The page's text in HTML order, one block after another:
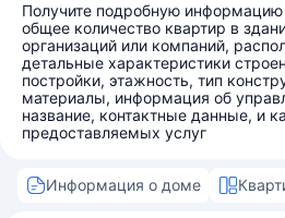
Получите подробную
общее количество квартир в
организаций или компаний,
детальные характеристики
постройки, этажность, тип
материалы, информация об
название, контактные данные, и
предоставляемых услуг
Информация о доме